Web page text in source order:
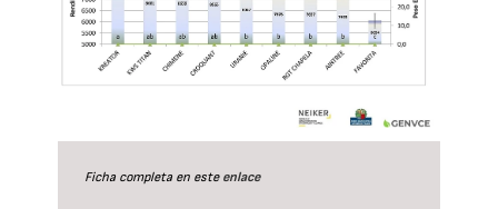
Ficha completa en este enlace